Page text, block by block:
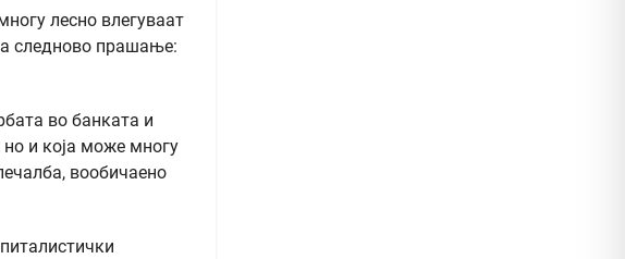
лесно влегуваат
следново прашање:
во банката и
но и која може многу
вообичаено